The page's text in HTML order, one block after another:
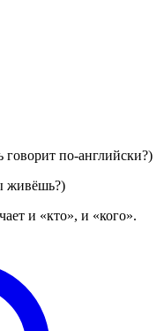
говорит по-английски?)
живёшь?)
и «кто», и «кого».